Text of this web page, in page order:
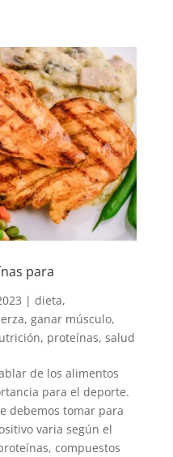
para
| dieta,
, ganar músculo,
, proteínas, salud
de los alimentos
para el deporte.
debemos tomar para
varia según el
compuestos